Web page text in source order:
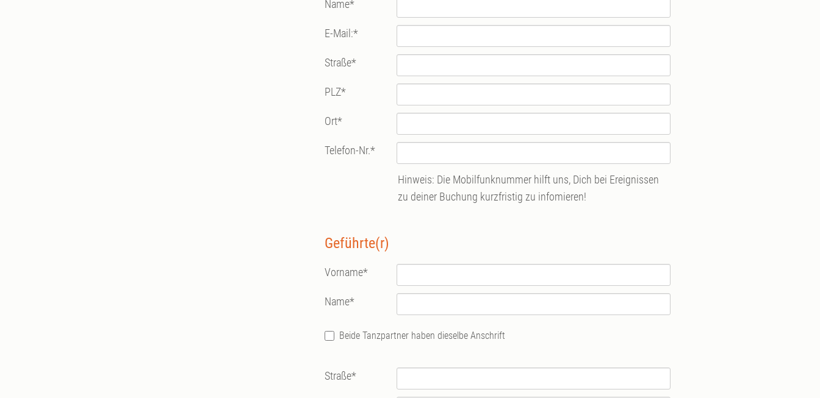
Name*
E-Mail:*
Straße*
PLZ*
Ort*
Telefon-Nr.*
Hinweis: Die Mobilfunknummer hilft uns, Dich bei Ereignissen
zu deiner Buchung kurzfristig zu infomieren!
Geführte(r)
Vorname*
Name*
Beide Tanzpartner haben dieselbe Anschrift
Straße*